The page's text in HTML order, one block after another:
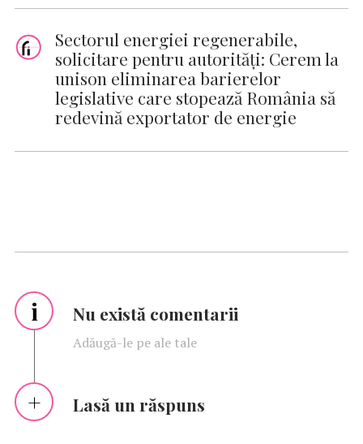
Sectorul energiei regenerabile,
solicitare pentru autorităţi: Cerem la
unison eliminarea barierelor
legislative care stopează România să
redevină exportator de energie
i Nu există comentarii
Adăugă-le pe ale tale
Lasă un răspuns